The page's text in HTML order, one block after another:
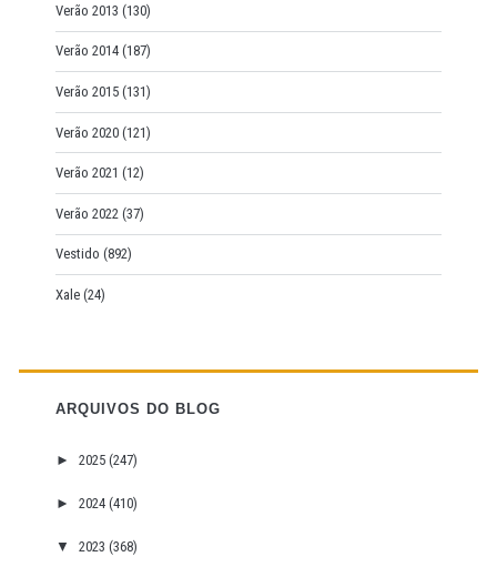
Verão 2013 (130)
Verão 2014 (187)
Verão 2015 (131)
Verão 2020 (121)
Verão 2021 (12)
Verão 2022 (37)
Vestido (892)
Xale (24)
ARQUIVOS DO BLOG
► 2025 (247)
► 2024 (410)
▼ 2023 (368)